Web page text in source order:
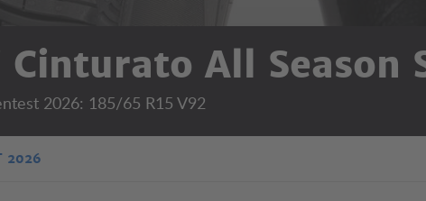
All Season
2026: 185/65 R15 V92
2026